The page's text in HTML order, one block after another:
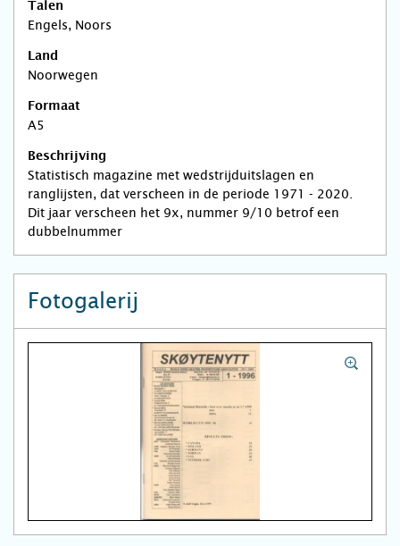
Talen
Engels, Noors
Land
Noorwegen
Formaat
A5
Beschrijving
Statistisch magazine met wedstrijduitslagen en
ranglijsten, dat verscheen in de periode 1971 - 2020.
Dit jaar verscheen het 9x, nummer 9/10 betrof een
dubbelnummer
Fotogalerij